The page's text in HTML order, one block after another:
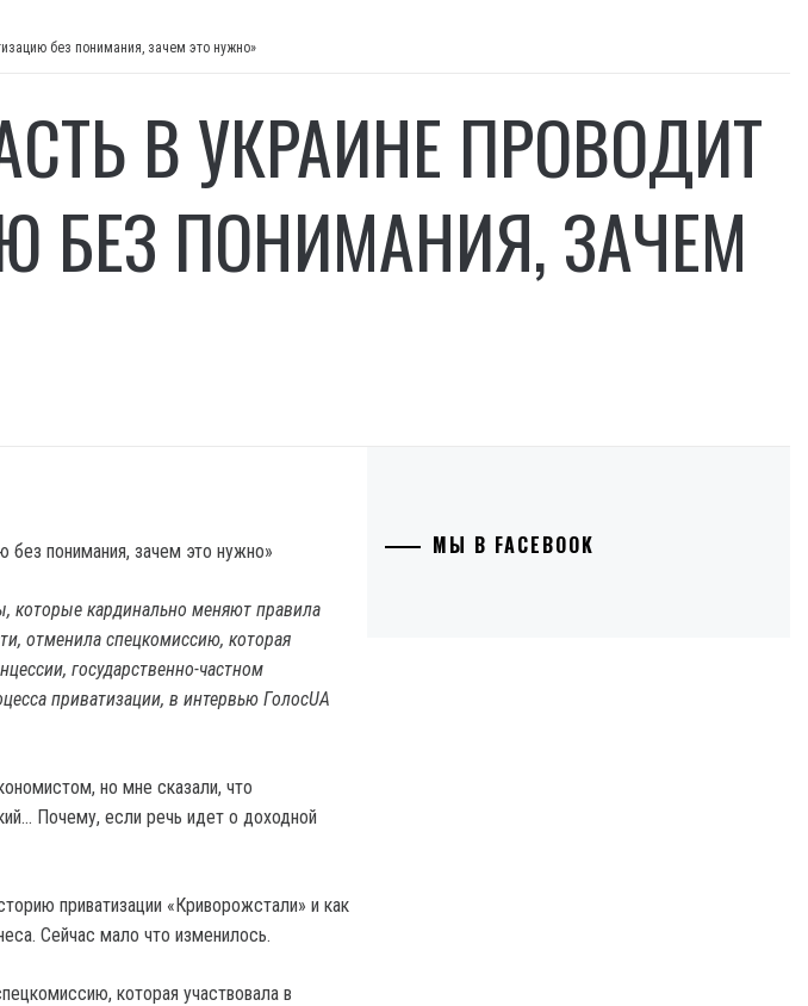
без понимания, зачем это нужно»
В УКРАИНЕ ПРОВОДИТ
БЕЗ ПОНИМАНИЯ, ЗАЧЕМ
которые кардинально меняют правила
отменила спецкомиссию, которая
государственно-частном
приватизации, в интервью ГолосUA
но мне сказали, что
Почему, если речь идет о доходной
приватизации «Криворожстали» и как
Сейчас мало что изменилось.
которая участвовала в
МЫ В FACEBOOK